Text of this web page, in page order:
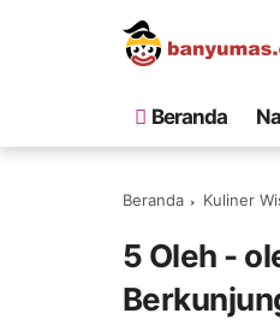
Beranda
Beranda Kuliner
5 Oleh -